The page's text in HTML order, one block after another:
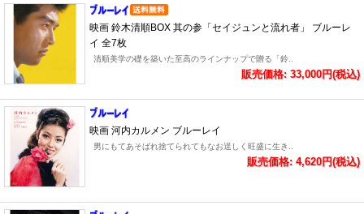
映画 鈴木清順BOX 其の参「セイジュンと流れ者」 ブルーレ
イ 全7枚
清順美学の礎を築いた至高のラインナップで贈る「鈴..
販売価格: 33,000円(税込)
映画 河内カルメン ブルーレイ
男にもてあそばれ捨てられてもなお逞しく旺盛に生き..
販売価格: 4,620円(税込)